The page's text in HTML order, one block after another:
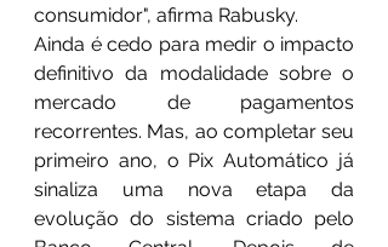
consumidor", afirma Rabusky.
Ainda é cedo para medir o impacto
definitivo da modalidade sobre o
mercado de pagamentos
recorrentes. Mas, ao completar seu
primeiro ano, o Pix Automático já
sinaliza uma nova etapa da
evolução do sistema criado pelo